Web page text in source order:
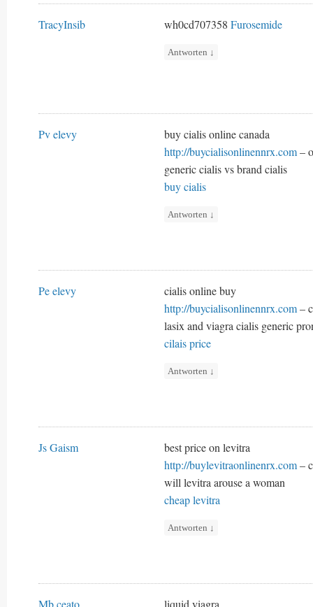
TracyInsib wh0cd707358 Furosemide
Antworten ↓
Pv elevy
buy cialis online canada
http://buycialisonlinennrx.com–
generic cialis vs brand cialis
buy cialis
Antworten ↓
Pe elevy
cialis online buy
http://buycialisonlinennrx.com–
lasix and viagra cialis generic
cilais price
Antworten ↓
Js Gaism
best price on levitra
http://buylevitraonlinenrx.com–
will levitra arouse a woman
cheap levitra
Antworten ↓